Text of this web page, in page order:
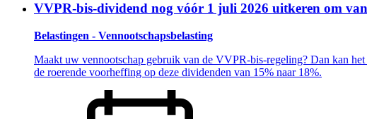
VVPR-bis-dividend nog vóór 1 juli 2026 uitkeren om
Belastingen - Vennootschapsbelasting
Maakt uw vennootschap gebruik van de VVPR-bis-regeling? Dan kan
de roerende voorheffing op deze dividenden van 15% naar 18%.